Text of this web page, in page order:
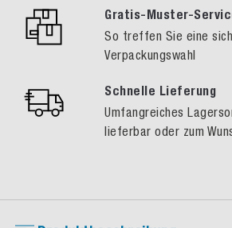
Gratis-Muster-
So treffen Sie eine
Verpackungswahl
Schnelle Lieferung
Umfangreiches
lieferbar oder zum